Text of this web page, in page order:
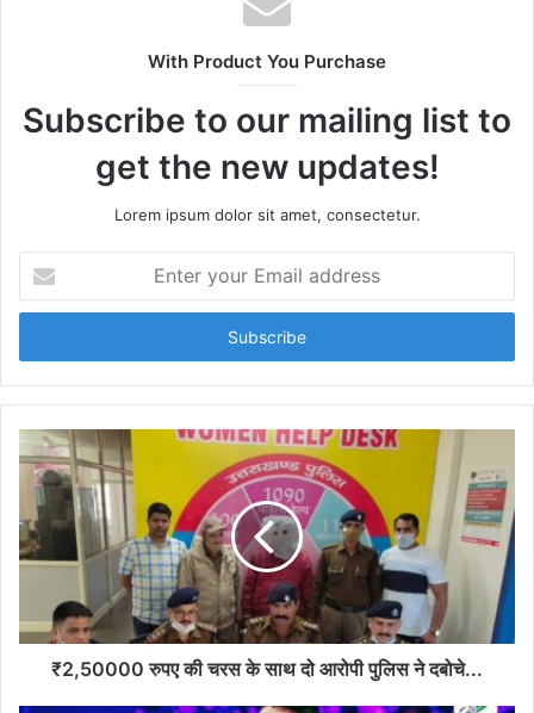
With Product You Purchase
Subscribe to our mailing list to
get the new updates!
Lorem ipsum dolor sit amet, consectetur.
t
r
y
r
m
a
i
₹2,50000 रुपए की चरस के साथ दो आरोपी पुलिस ने दबोचे...